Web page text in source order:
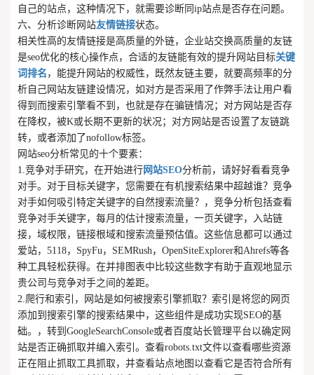
自己的站点，这种情况下，就需要诊断同ip站点是否存在问题。
六、分析诊断网站友情链接状态。
相关性高的友情链接是高质量的外链，企业站交换高质量的友链
是seo优化的核心操作点，合适的友链能有效的提升网站目标关键
词排名 ，能提升网站的权威性，既然友链主要，就要高频率的分
析自己网站友链建设情况，如对方是否采用了作弊手法让用户看
得到而搜索引擎看不到，也就是存在骗链情况；对方网站是否存
在降权，被K或长期不更新的状况；对方网站是否设置了友链跳
转，或者添加了nofollow标签。
网站seo分析常见的十个要素：
1.竞争对手研究，在开始进行网站SEO分析前，请好好看看竞争
对手。对于目标关键字，您需要在有机搜索结果中超越谁？竞争
对手如何吸引特定关键字的自然搜索流量？，竞争分析包括查看
竞争对手关键字，每月的估计搜索流量，一页关键字，入站链
接，域权限，链接根域和搜索流量预估值。这些信息都可以通过
爱站，5118，SpyFu，SEMRush，OpenSiteExplorer和Ahrefs等各
种工具轻松获得。在并排图表中比较这些数字有助于直观地显示
贵公司与竞争对手之间的差距。
2.爬行和索引，网站是如何被搜索引擎抓取？索引是将您的网页
添加到搜索引擎的搜索结果中，这些组件是成功实现SEO的基
础。，转到GoogleSearchConsole或者百度站长管理平台以确定网
站是否正确抓取并编入索引。查看robots.txt文件以查看哪些资源
正在阻止抓取工具抓取，并查看站点地图以查看它是否符合所有